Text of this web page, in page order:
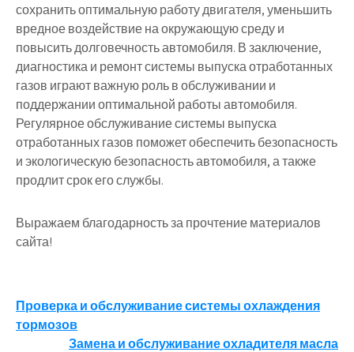
сохранить оптимальную работу двигателя, уменьшить
вредное воздействие на окружающую среду и
повысить долговечность автомобиля. В заключение,
диагностика и ремонт системы выпуска отработанных
газов играют важную роль в обслуживании и
поддержании оптимальной работы автомобиля.
Регулярное обслуживание системы выпуска
отработанных газов поможет обеспечить безопасность
и экологическую безопасность автомобиля, а также
продлит срок его службы.
Выражаем благодарность за прочтение материалов
сайта!
Навигация
по
Проверка и обслуживание системы охлаждения
тормозов
Замена и обслуживание охладителя масла